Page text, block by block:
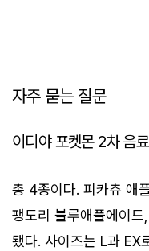
자주 묻는 질문
이디야 포켓몬 2차 음
총 4종이다. 피카츄 애
팽도리 블루애플에이
됐다. 사이즈는 L과